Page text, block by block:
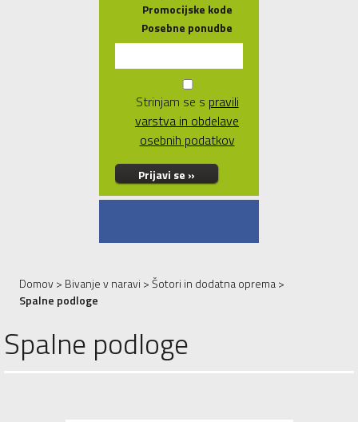
Promocijske kode
Posebne ponudbe
Strinjam se s pravili
varstva in obdelave
osebnih podatkov
Prijavi se »
Domov> Bivanje v naravi >Šotori in dodatna oprema>
Spalne podloge
Spalne podloge